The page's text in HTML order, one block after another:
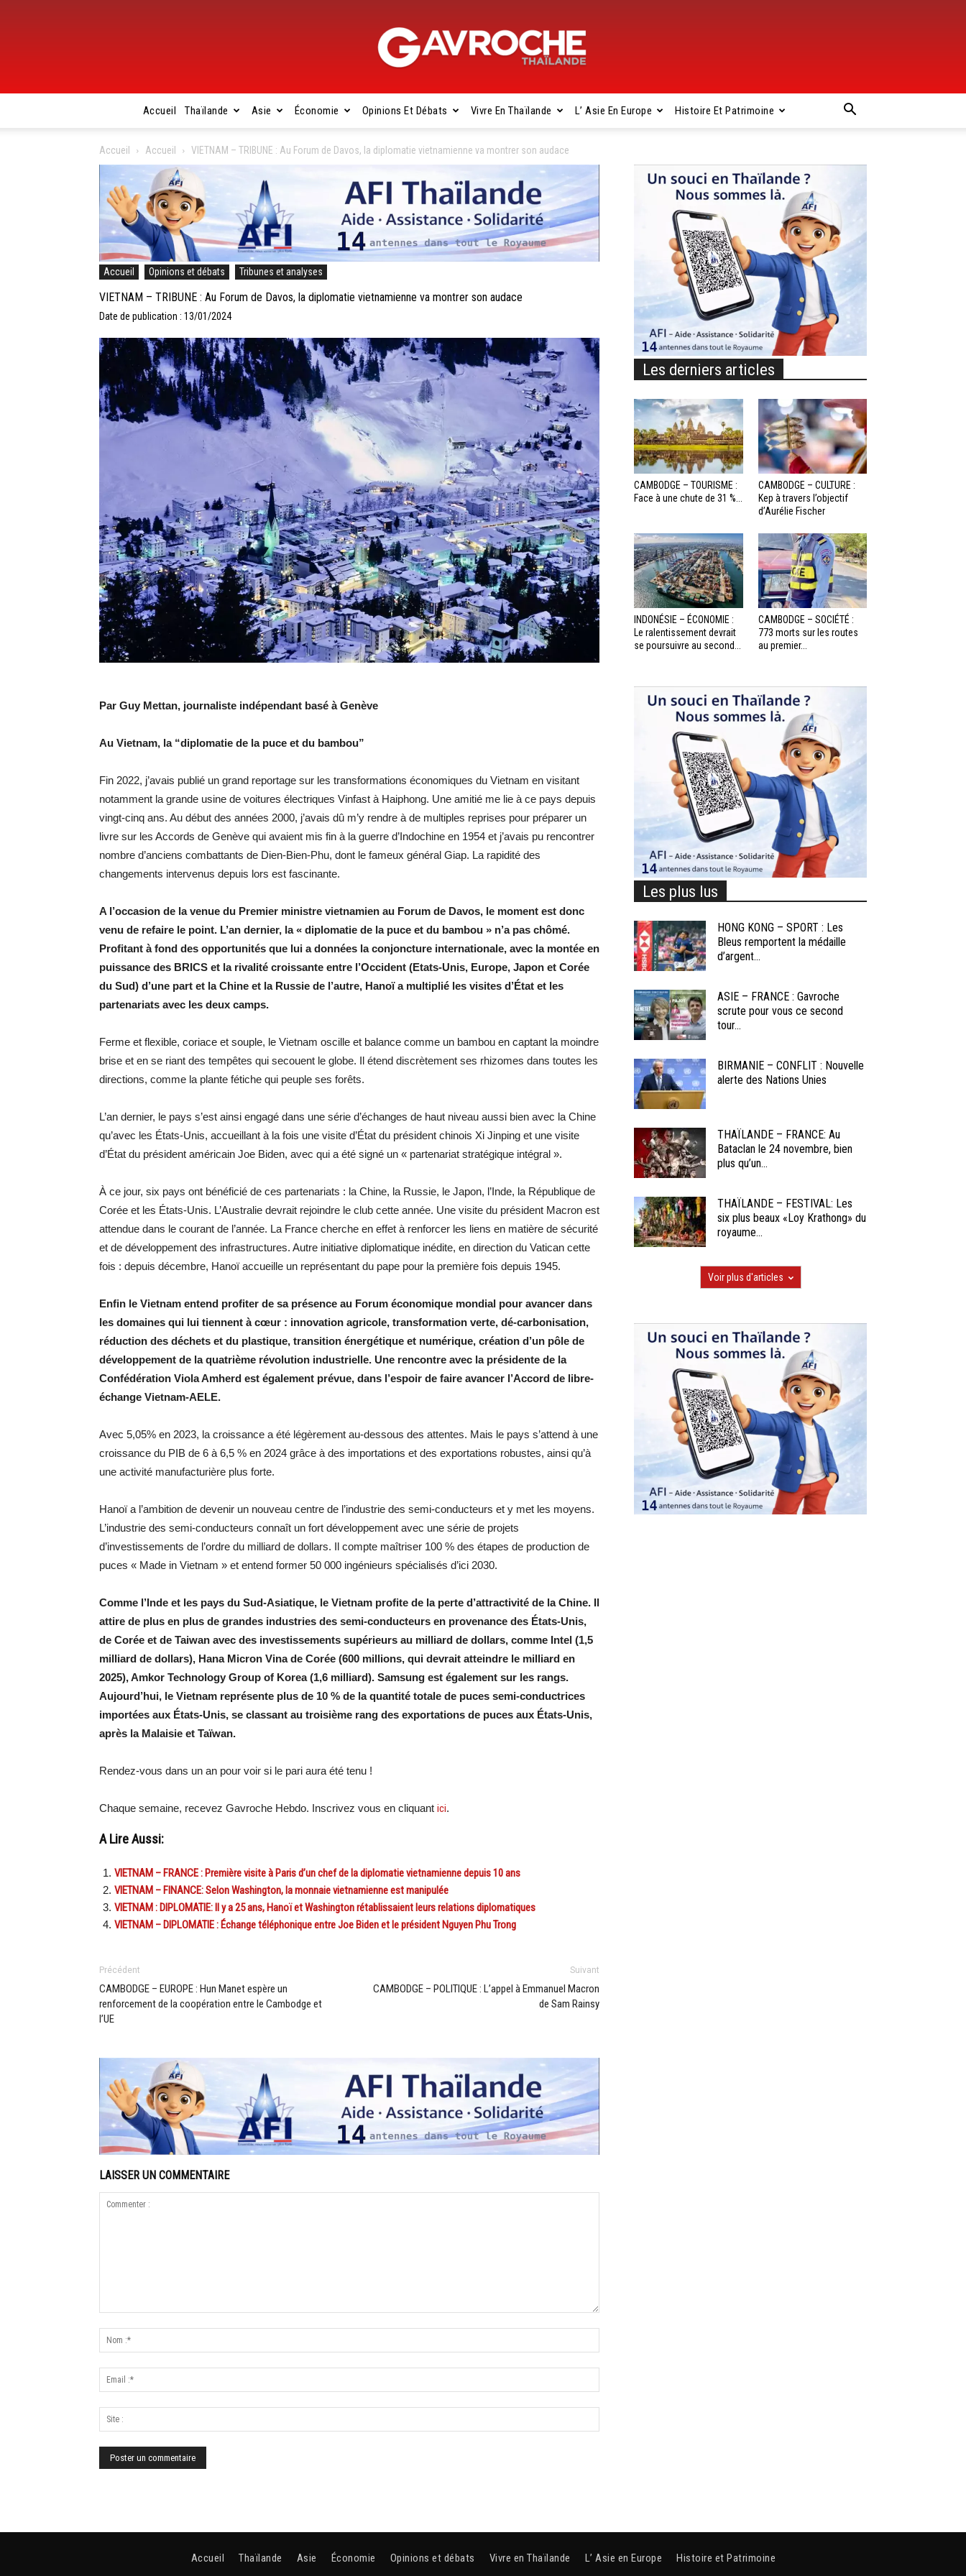
Gavroche
Thaïlande
Accueil Thaïlande Asie Économie Opinions Et Débats Vivre En Thaïlande L’ Asie En Europe Histoire Et Patrimoine
Accueil Accueil VIETNAM – TRIBUNE : Au Forum de Davos, la diplomatie vietnamienne va montrer son audace
Accueil Opinions et débats Tribunes et analyses
VIETNAM – TRIBUNE : Au Forum de Davos, la diplomatie vietnamienne va montrer son audace
Date de publication : 13/01/2024
Par Guy Mettan, journaliste indépendant basé à Genève
Au Vietnam, la “diplomatie de la puce et du bambou”
Fin 2022, j’avais publié un grand reportage sur les transformations économiques du Vietnam en visitant
notamment la grande usine de voitures électriques Vinfast à Haiphong. Une amitié me lie à ce pays depuis
vingt-cinq ans. Au début des années 2000, j’avais dû m’y rendre à de multiples reprises pour préparer un
livre sur les Accords de Genève qui avaient mis fin à la guerre d’Indochine en 1954 et j’avais pu rencontrer
nombre d’anciens combattants de Dien-Bien-Phu, dont le fameux général Giap. La rapidité des
changements intervenus depuis lors est fascinante.
A l’occasion de la venue du Premier ministre vietnamien au Forum de Davos, le moment est donc
venu de refaire le point. L’an dernier, la « diplomatie de la puce et du bambou » n’a pas chômé.
Profitant à fond des opportunités que lui a données la conjoncture internationale, avec la montée en
puissance des BRICS et la rivalité croissante entre l’Occident (Etats-Unis, Europe, Japon et Corée
du Sud) d’une part et la Chine et la Russie de l’autre, Hanoï a multiplié les visites d’État et les
partenariats avec les deux camps.
Ferme et flexible, coriace et souple, le Vietnam oscille et balance comme un bambou en captant la moindre
brise et en se riant des tempêtes qui secouent le globe. Il étend discrètement ses rhizomes dans toutes les
directions, comme la plante fétiche qui peuple ses forêts.
L’an dernier, le pays s’est ainsi engagé dans une série d’échanges de haut niveau aussi bien avec la Chine
qu’avec les États-Unis, accueillant à la fois une visite d’État du président chinois Xi Jinping et une visite
d’État du président américain Joe Biden, avec qui a été signé un « partenariat stratégique intégral ».
À ce jour, six pays ont bénéficié de ces partenariats : la Chine, la Russie, le Japon, l’Inde, la République de
Corée et les États-Unis. L’Australie devrait rejoindre le club cette année. Une visite du président Macron est
attendue dans le courant de l’année. La France cherche en effet à renforcer les liens en matière de sécurité
et de développement des infrastructures. Autre initiative diplomatique inédite, en direction du Vatican cette
fois : depuis décembre, Hanoï accueille un représentant du pape pour la première fois depuis 1945.
Enfin le Vietnam entend profiter de sa présence au Forum économique mondial pour avancer dans
les domaines qui lui tiennent à cœur : innovation agricole, transformation verte, dé-carbonisation,
réduction des déchets et du plastique, transition énergétique et numérique, création d’un pôle de
développement de la quatrième révolution industrielle. Une rencontre avec la présidente de la
Confédération Viola Amherd est également prévue, dans l’espoir de faire avancer l’Accord de libre-
échange Vietnam-AELE.
Avec 5,05% en 2023, la croissance a été légèrement au-dessous des attentes. Mais le pays s’attend à une
croissance du PIB de 6 à 6,5 % en 2024 grâce à des importations et des exportations robustes, ainsi qu’à
une activité manufacturière plus forte.
Hanoï a l’ambition de devenir un nouveau centre de l’industrie des semi-conducteurs et y met les moyens.
L’industrie des semi-conducteurs connaît un fort développement avec une série de projets
d’investissements de l’ordre du milliard de dollars. Il compte maîtriser 100 % des étapes de production de
puces « Made in Vietnam » et entend former 50 000 ingénieurs spécialisés d’ici 2030.
Comme l’Inde et les pays du Sud-Asiatique, le Vietnam profite de la perte d’attractivité de la Chine. Il
attire de plus en plus de grandes industries des semi-conducteurs en provenance des États-Unis,
de Corée et de Taiwan avec des investissements supérieurs au milliard de dollars, comme Intel (1,5
milliard de dollars), Hana Micron Vina de Corée (600 millions, qui devrait atteindre le milliard en
2025), Amkor Technology Group of Korea (1,6 milliard). Samsung est également sur les rangs.
Aujourd’hui, le Vietnam représente plus de 10 % de la quantité totale de puces semi-conductrices
importées aux États-Unis, se classant au troisième rang des exportations de puces aux États-Unis,
après la Malaisie et Taïwan.
Rendez-vous dans un an pour voir si le pari aura été tenu !
Chaque semaine, recevez Gavroche Hebdo. Inscrivez vous en cliquant ici.
A Lire Aussi:
VIETNAM – FRANCE : Première visite à Paris d’un chef de la diplomatie vietnamienne depuis 10 ans
VIETNAM – FINANCE: Selon Washington, la monnaie vietnamienne est manipulée
VIETNAM : DIPLOMATIE: Il y a 25 ans, Hanoï et Washington rétablissaient leurs relations diplomatiques
VIETNAM – DIPLOMATIE : Échange téléphonique entre Joe Biden et le président Nguyen Phu Trong
Précédent
CAMBODGE – EUROPE : Hun Manet espère un
renforcement de la coopération entre le Cambodge et
l’UE
Suivant
CAMBODGE – POLITIQUE : L’appel à Emmanuel Macron
de Sam Rainsy
LAISSER UN COMMENTAIRE
Les derniers articles
CAMBODGE – TOURISME :
Face à une chute de 31 %...
CAMBODGE – CULTURE :
Kep à travers l’objectif
d’Aurélie Fischer
INDONÉSIE – ÉCONOMIE :
Le ralentissement devrait
se poursuivre au second...
CAMBODGE – SOCIÉTÉ :
773 morts sur les routes
au premier...
Les plus lus
HONG KONG – SPORT : Les
Bleus remportent la médaille
d’argent...
ASIE – FRANCE : Gavroche
scrute pour vous ce second
tour...
BIRMANIE – CONFLIT : Nouvelle
alerte des Nations Unies
THAÏLANDE – FRANCE: Au
Bataclan le 24 novembre, bien
plus qu’un...
THAÏLANDE – FESTIVAL: Les
six plus beaux «Loy Krathong» du
royaume...
Voir plus d'articles
Accueil Thaïlande Asie Économie Opinions et débats Vivre en Thaïlande L’ Asie en Europe Histoire et Patrimoine